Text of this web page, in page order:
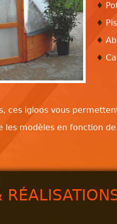
♦
♦
♦
♦
ces igloos vous
les modèles en fonction